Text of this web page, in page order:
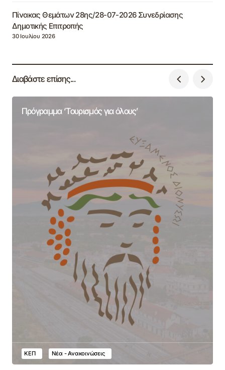
Πίνακας Θεμάτων 28ης/28-07-2026 Συνεδρίασης
Δημοτικής Επιτροπής
30 Ιουλίου 2026
Διαβάστε επίσης...
Πρόγραμμα ‘Τουρισμός για όλους’
ΚΕΠ Νέα - Ανακοινώσεις